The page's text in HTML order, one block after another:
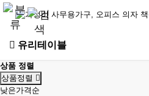
유리테이블
상품 정렬
상품정렬
낮은가격순